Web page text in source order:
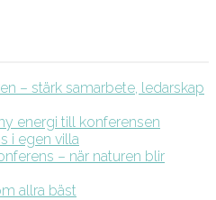
– stärk samarbete, ledarskap
energi till konferensen
i egen villa
– när naturen blir
allra bäst